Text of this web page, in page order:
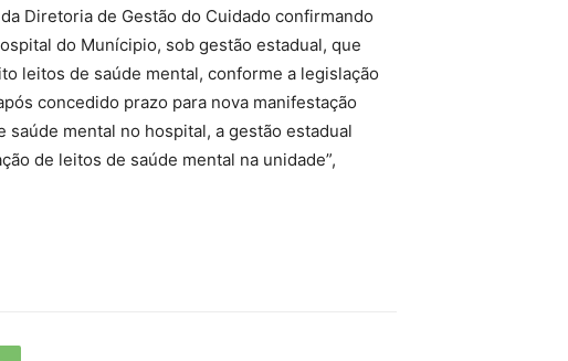
Diretoria de Gestão do Cuidado confirmando
do Munícipio, sob gestão estadual, que
leitos de saúde mental, conforme a legislação
concedido prazo para nova manifestação
mental no hospital, a gestão estadual
de leitos de saúde mental na unidade”,